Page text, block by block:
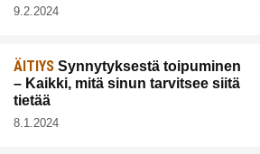
9.2.2024
ÄITIYS Synnytyksestä toipuminen
– Kaikki, mitä sinun tarvitsee siitä
tietää
8.1.2024